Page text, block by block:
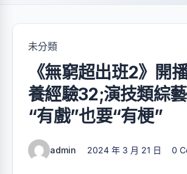
未分類
《無窮超出班2》開
養經驗32;演技類綜
“有戲”也要“有梗”
admin 2024 年 3 月 21 日 0